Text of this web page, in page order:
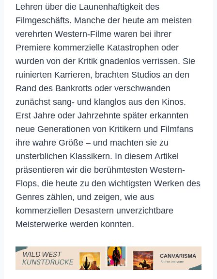
Lehren über die Launenhaftigkeit des
Filmgeschäfts. Manche der heute am meisten
verehrten Western-Filme waren bei ihrer
Premiere kommerzielle Katastrophen oder
wurden von der Kritik gnadenlos verrissen. Sie
ruinierten Karrieren, brachten Studios an den
Rand des Bankrotts oder verschwanden
zunächst sang- und klanglos aus den Kinos.
Erst Jahre oder Jahrzehnte später erkannten
neue Generationen von Kritikern und Filmfans
ihre wahre Größe – und machten sie zu
unsterblichen Klassikern. In diesem Artikel
präsentieren wir die berühmtesten Western-
Flops, die heute zu den wichtigsten Werken des
Genres zählen, und zeigen, wie aus
kommerziellen Desastern unverzichtbare
Meisterwerke werden konnten.